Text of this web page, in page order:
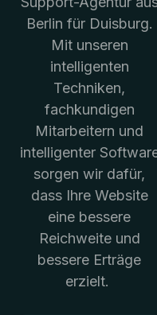
Berlin für Duisburg.
Mit unseren
intelligenten
Techniken,
fachkundigen
Mitarbeitern und
intelligenter
sorgen wir dafür,
dass Ihre Website
eine bessere
Reichweite und
bessere Erträge
erzielt.